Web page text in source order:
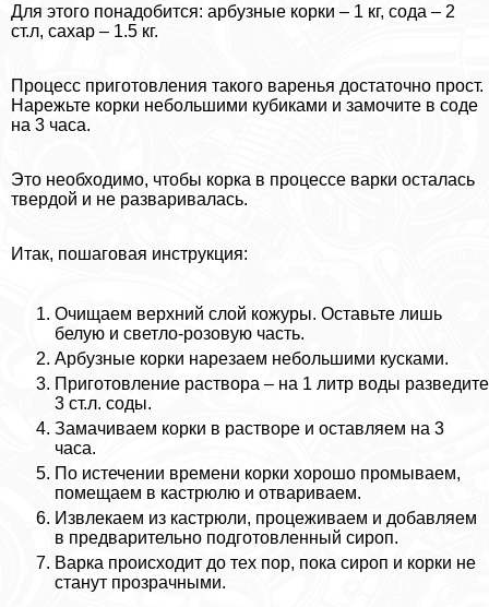
Для этого понадобится: арбузные корки – 1 кг, сода – 2
ст.л, сахар – 1.5 кг.
Процесс приготовления такого варенья достаточно прост.
Нарежьте корки небольшими кубиками и замочите в соде
на 3 часа.
Это необходимо, чтобы корка в процессе варки осталась
твердой и не разваривалась.
Итак, пошаговая инструкция:
Очищаем верхний слой кожуры. Оставьте лишь
белую и светло-розовую часть.
Арбузные корки нарезаем небольшими кусками.
Приготовление раствора – на 1 литр воды разведите
3 ст.л. соды.
Замачиваем корки в растворе и оставляем на 3
часа.
По истечении времени корки хорошо промываем,
помещаем в кастрюлю и отвариваем.
Извлекаем из кастрюли, процеживаем и добавляем
в предварительно подготовленный сироп.
Варка происходит до тех пор, пока сироп и корки не
станут прозрачными.